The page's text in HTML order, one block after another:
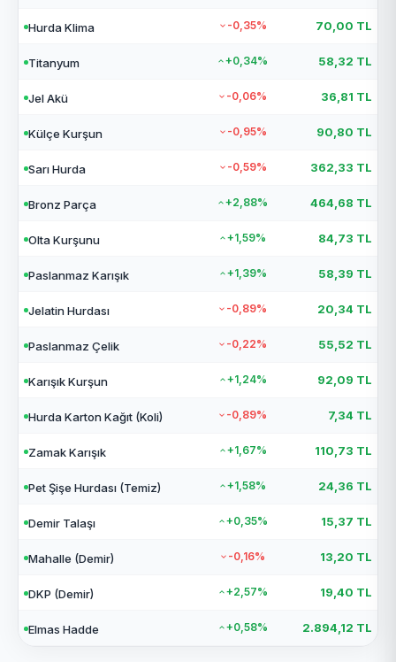
Hurda Klima -0,35% 70,00 TL
Titanyum +0,34% 58,32 TL
Jel Akü -0,06% 36,81 TL
Külçe Kurşun -0,95% 90,80 TL
Sarı Hurda -0,59% 362,33 TL
Bronz Parça +2,88% 464,68 TL
Olta Kurşunu +1,59% 84,73 TL
Paslanmaz Karışık +1,39% 58,39 TL
Jelatin Hurdası -0,89% 20,34 TL
Paslanmaz Çelik -0,22% 55,52 TL
Karışık Kurşun +1,24% 92,09 TL
Hurda Karton Kağıt (Koli) -0,89% 7,34 TL
Zamak Karışık +1,67% 110,73 TL
Pet Şişe Hurdası (Temiz) +1,58% 24,36 TL
Demir Talaşı +0,35% 15,37 TL
Mahalle (Demir) -0,16% 13,20 TL
DKP (Demir) +2,57% 19,40 TL
Elmas Hadde +0,58% 2.894,12 TL